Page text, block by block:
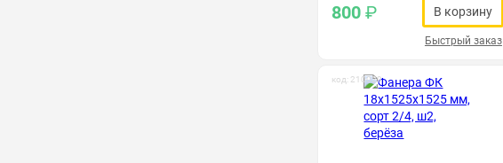
800 ₽ В корзину
Быстрый заказ
код: 210029